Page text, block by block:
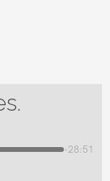
-28:51